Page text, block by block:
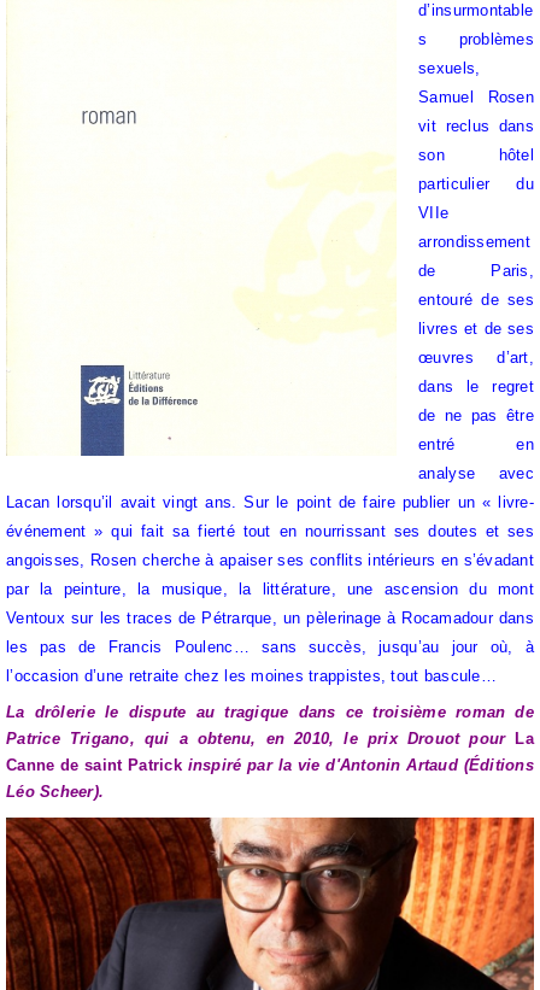
d’insurmontable
s problèmes
sexuels,
Samuel Rosen
vit reclus dans
son hôtel
particulier du
VIIe
arrondissement
de Paris,
entouré de ses
livres et de ses
œuvres d’art,
dans le regret
de ne pas être
entré en
analyse avec
Lacan lorsqu’il avait vingt ans. Sur le point de faire publier un « livre-
événement » qui fait sa fierté tout en nourrissant ses doutes et ses
angoisses, Rosen cherche à apaiser ses conflits intérieurs en s’évadant
par la peinture, la musique, la littérature, une ascension du mont
Ventoux sur les traces de Pétrarque, un pèlerinage à Rocamadour dans
les pas de Francis Poulenc… sans succès, jusqu’au jour où, à
l’occasion d’une retraite chez les moines trappistes, tout bascule…
La drôlerie le dispute au tragique dans ce troisième roman de
Patrice Trigano, qui a obtenu, en 2010, le prix Drouot pourLa
Canne de saint Patrick inspiré par la vie d'Antonin Artaud (Éditions
Léo Scheer).